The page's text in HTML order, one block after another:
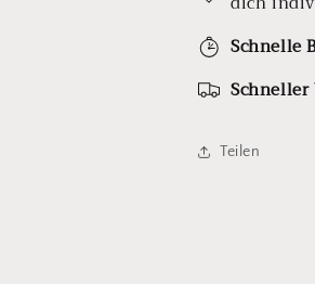
Schnelle
Schneller
Teilen